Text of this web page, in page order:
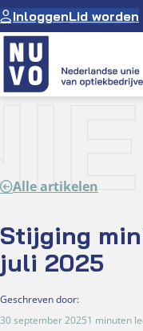
Ga
naar
de
inhoud
InloggenLid worden
Over NUVO
Alle artikelen
Stijging
juli 2025
Geschreven door:
30 september 20251 minuten